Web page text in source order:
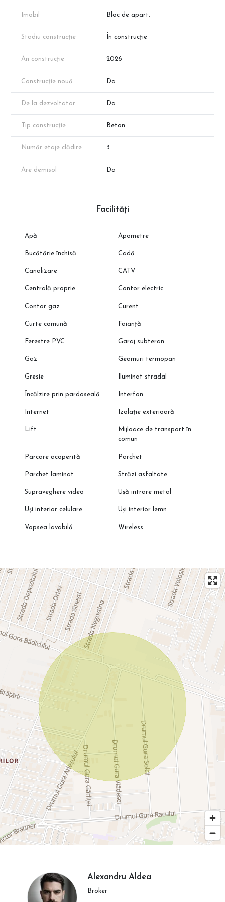
✔️ Documentație completă pentru credit ipotecar sau Noua Casă
inteligenței artificiale, utilizând ca parametru de bază schița
apartamentului furnizată. Imaginile au rol ilustrativ și reprezintă o
interpretare vizuală a compartimentării și a potențialului de
amenajare, neavând caracter contractual.
📞 Programează o vizionare chiar astăzi cu reprezentantul
dezvoltatorului!
Imobil Bloc de apart.
Stadiu construcție În construcție
An construcție 2026
Construcție nouă Da
De la dezvoltator Da
Tip construcție Beton
Număr etaje clădire 3
Are demisol Da
Facilități
Apă Apometre
Bucătărie închisă Cadă
Canalizare CATV
Centrală proprie Contor electric
Contor gaz Curent
Curte comună Faianță
Ferestre PVC Garaj subteran
Gaz Geamuri termopan
Gresie Iluminat stradal
Încălzire prin pardoseală Interfon
Internet Izolație exterioară
Lift
Mijloace de transport în
comun
Parcare acoperită Parchet
Parchet laminat Străzi asfaltate
Supraveghere video Ușă intrare metal
Uși interior celulare Uși interior lemn
Vopsea lavabilă Wireless
Alexandru Aldea
Broker